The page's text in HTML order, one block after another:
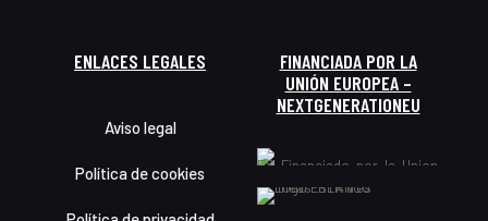
ENLACES LEGALES
Aviso legal
Política de cookies
FINANCIADA POR LA
UNIÓN EUROPEA –
NEXTGENERATIONEU